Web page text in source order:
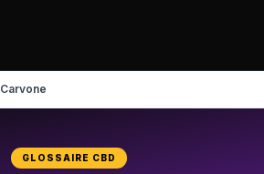
Carvone
GLOSSAIRE CBD